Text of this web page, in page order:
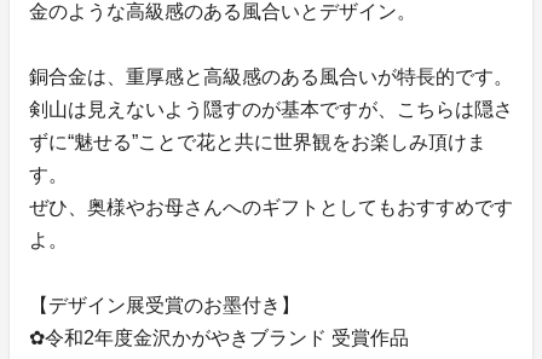
金のような高級感のある風合いとデザイン。
銅合金は、重厚感と高級感のある風合いが特長的です。
剣山は見えないよう隠すのが基本ですが、こちらは隠さ
ずに“魅せる”ことで花と共に世界観をお楽しみ頂けま
す。
ぜひ、奥様やお母さんへのギフトとしてもおすすめです
よ。
【デザイン展受賞のお墨付き】
✿令和2年度金沢かがやきブランド 受賞作品